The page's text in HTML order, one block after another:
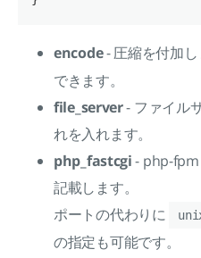
encode- 圧縮を付加し
できます。
file_server- ファイル
れを入れます。
php_fastcgi- php-fpm
記載します。
ポートの代わりに
の指定も可能です。